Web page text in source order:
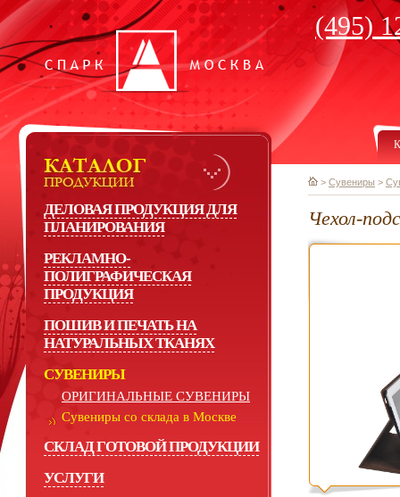
(495)
ДЕЛОВАЯ ПРОДУКЦИЯ ДЛЯ
ПЛАНИРОВАНИЯ
РЕКЛАМНО-
ПОЛИГРАФИЧЕСКАЯ
ПРОДУКЦИЯ
ПОШИВ И ПЕЧАТЬ НА
НАТУРАЛЬНЫХ ТКАНЯХ
СУВЕНИРЫ
ОРИГИНАЛЬНЫЕ СУВЕНИРЫ
Сувениры со склада в Москве
СКЛАД ГОТОВОЙ ПРОДУКЦИИ
УСЛУГИ
> Сувениры >
Чехол-